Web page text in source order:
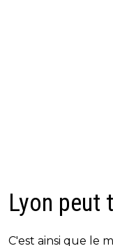
Lyon peut
C'est ainsi que le